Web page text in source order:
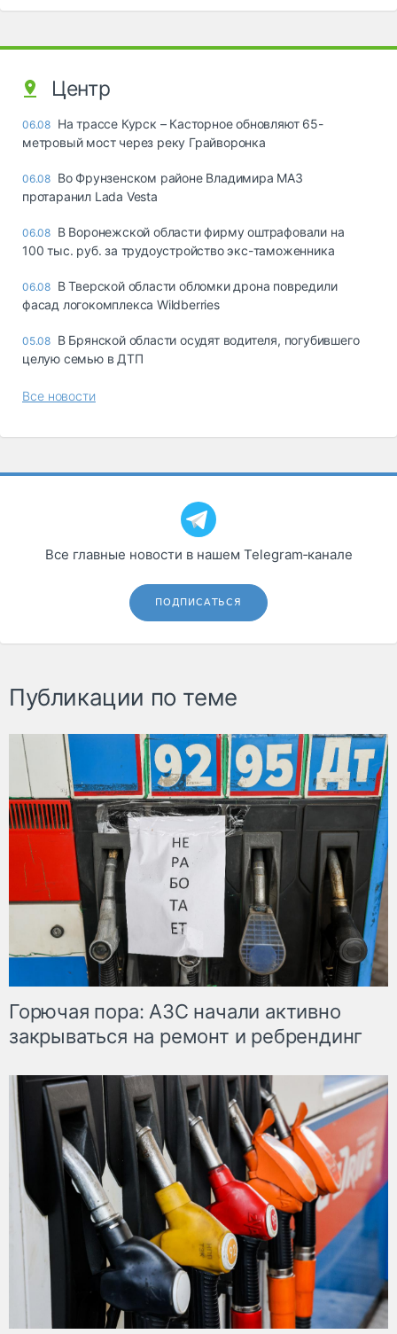
Центр
06.08 На трассе Курск – Касторное обновляют 65-
метровый мост через реку Грайворонка
06.08 Во Фрунзенском районе Владимира МАЗ
протаранил Lada Vesta
06.08 В Воронежской области фирму оштрафовали на
100 тыс. руб. за трудоустройство экс-таможенника
06.08 В Тверской области обломки дрона повредили
фасад логокомплекса Wildberries
05.08 В Брянской области осудят водителя, погубившего
целую семью в ДТП
Все новости
Все главные новости в нашем Telegram‑канале
ПОДПИСАТЬСЯ
Публикации по теме
Горючая пора: АЗС начали активно
закрываться на ремонт и ребрендинг